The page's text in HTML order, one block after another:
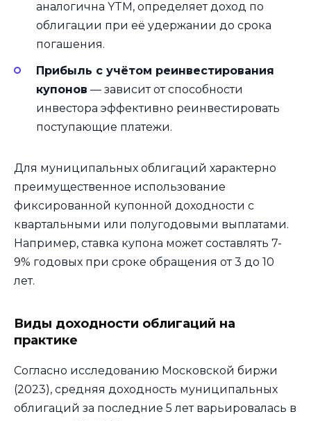
аналогична YTM, определяет доход по
облигации при её удержании до срока
погашения.
Прибыль с учётом реинвестирования
купонов — зависит от способности
инвестора эффективно реинвестировать
поступающие платежи.
Для муниципальных облигаций характерно
преимущественное использование
фиксированной купонной доходности с
квартальными или полугодовыми выплатами.
Например, ставка купона может составлять 7-
9% годовых при сроке обращения от 3 до 10
лет.
Виды доходности облигаций на
практике
Согласно исследованию Московской биржи
(2023), средняя доходность муниципальных
облигаций за последние 5 лет варьировалась в